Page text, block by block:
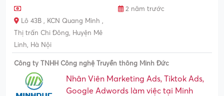
2 năm trước
Lô 43B , KCN Quang Minh ,
Thị trấn Chi Đông, Huyện Mê
Linh, Hà Nội
Công ty TNHH Công nghệ Truyền thông Minh Đức
Nhân Viên Marketing Ads, Tiktok Ads,
Google Adwords làm việc tại Minh